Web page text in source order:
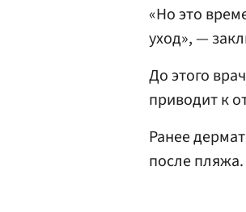
«Но это
уход», —
До этого врач
приводит к
Ранее
после пляжа.